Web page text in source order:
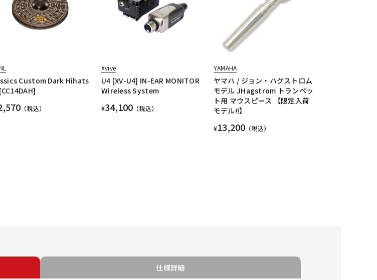
Custom Dark Hihats
（税込）
Xvive
U4 [XV-U4] IN-EAR MONITOR
Wireless System
¥34,100 （税込）
YAMAHA
ヤマハ / ジョン・ハグストロム
モデル JHagstrom トランペッ
ト用 マウスピース 【限定入荷
モデル!!】
¥13,200 （税込）
仕様詳細